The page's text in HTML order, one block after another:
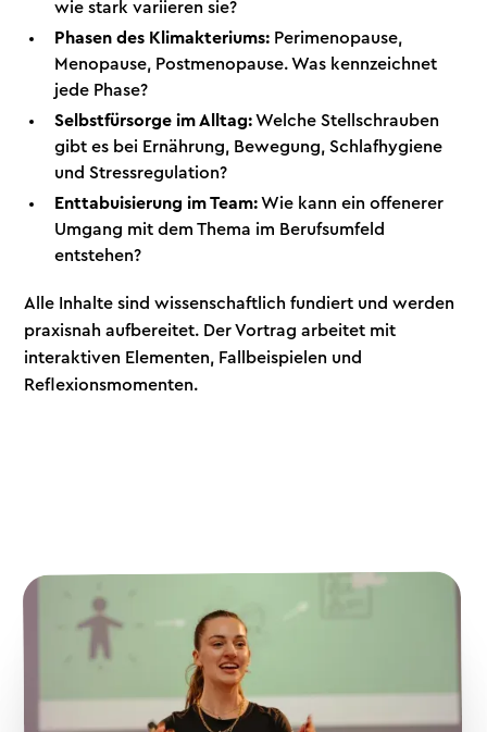
wie stark variieren sie?
Phasen des Klimakteriums: Perimenopause,
Menopause, Postmenopause. Was kennzeichnet
jede Phase?
Selbstfürsorge im Alltag:Welche Stellschrauben
gibt es bei Ernährung, Bewegung, Schlafhygiene
und Stressregulation?
Enttabuisierung im Team:Wie kann ein offenerer
Umgang mit dem Thema im Berufsumfeld
entstehen?
Alle Inhalte sind wissenschaftlich fundiert und werden
praxisnah aufbereitet. Der Vortrag arbeitet mit
interaktiven Elementen, Fallbeispielen und
Reflexionsmomenten.